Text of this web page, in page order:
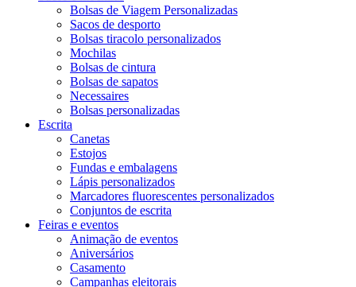
Bolsas de Viagem Personalizadas
Sacos de desporto
Bolsas tiracolo personalizados
Mochilas
Bolsas de cintura
Bolsas de sapatos
Necessaires
Bolsas personalizadas
Escrita
Canetas
Estojos
Fundas e embalagens
Lápis personalizados
Marcadores fluorescentes personalizados
Conjuntos de escrita
Feiras e eventos
Animação de eventos
Aniversários
Casamento
Campanhas eleitorais